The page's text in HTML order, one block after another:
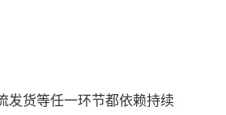
货等任一环节都依赖持续